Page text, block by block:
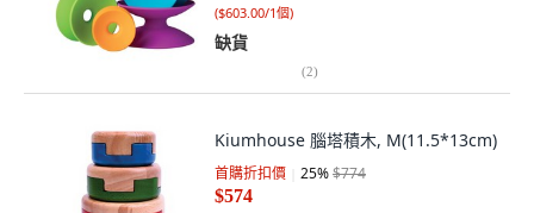
($603.00/1個)
缺貨
(2)
Kiumhouse 腦塔積木, M(11.5*13cm)
首購折扣價 25%$774
$574